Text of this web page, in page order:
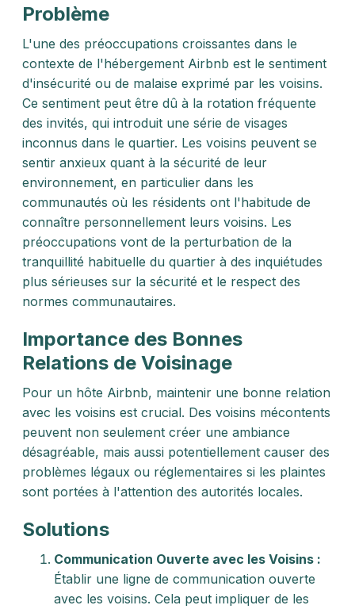
Problème
L'une des préoccupations croissantes dans le
contexte de l'hébergement Airbnb est le sentiment
d'insécurité ou de malaise exprimé par les voisins.
Ce sentiment peut être dû à la rotation fréquente
des invités, qui introduit une série de visages
inconnus dans le quartier. Les voisins peuvent se
sentir anxieux quant à la sécurité de leur
environnement, en particulier dans les
communautés où les résidents ont l'habitude de
connaître personnellement leurs voisins. Les
préoccupations vont de la perturbation de la
tranquillité habituelle du quartier à des inquiétudes
plus sérieuses sur la sécurité et le respect des
normes communautaires.
Importance des Bonnes
Relations de Voisinage
Pour un hôte Airbnb, maintenir une bonne relation
avec les voisins est crucial. Des voisins mécontents
peuvent non seulement créer une ambiance
désagréable, mais aussi potentiellement causer des
problèmes légaux ou réglementaires si les plaintes
sont portées à l'attention des autorités locales.
Solutions
Communication Ouverte avec les Voisins :
Établir une ligne de communication ouverte
avec les voisins. Cela peut impliquer de les